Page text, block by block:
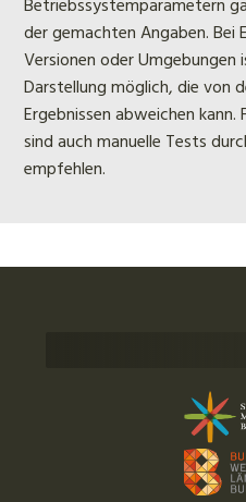
Betriebssystemparametern
der gemachten Angaben. Bei
Versionen oder
Darstellung möglich, die von
Ergebnissen abweichen
sind auch manuelle Tests
empfehlen.